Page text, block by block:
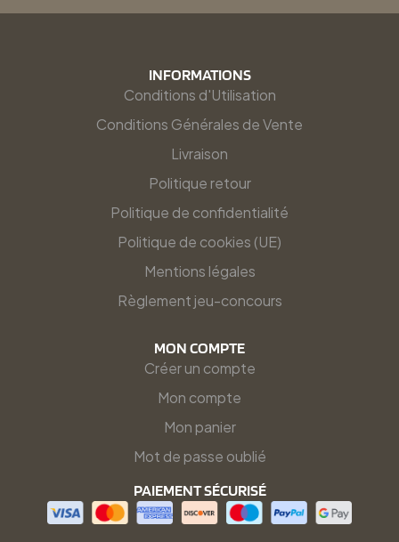
INFORMATIONS
Conditions d'Utilisation
Conditions Générales de Vente
Livraison
Politique retour
Politique de confidentialité
Politique de cookies (UE)
Mentions légales
Règlement jeu-concours
MON COMPTE
Créer un compte
Mon compte
Mon panier
Mot de passe oublié
PAIEMENT SÉCURISÉ